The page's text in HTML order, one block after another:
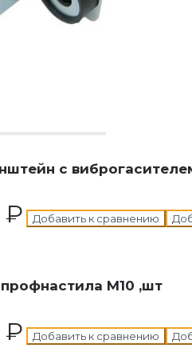
с
₽ Добавить к сравнению
М10 ,шт
₽ Добавить к сравнению